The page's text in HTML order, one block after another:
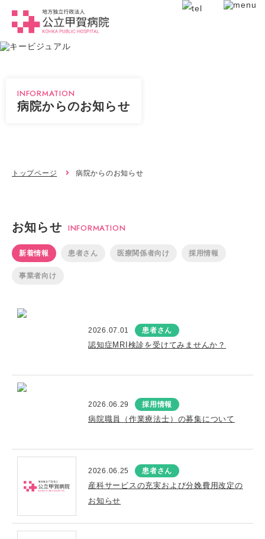
INFORMATION
病院からのお知らせ
トップページ 病院からのお知らせ
お知らせ INFORMATION
新着情報 患者さん 医療関係者向け 採用情報
事業者向け
2026.07.01 患者さん
認知症MRI検診を受けてみませんか？
2026.06.29 採用情報
病院職員（作業療法士）の募集について
2026.06.25 患者さん
産科サービスの充実および分娩費用改定の
お知らせ